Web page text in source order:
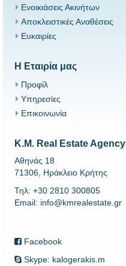
Ενοικιάσεις Ακινήτων
Αποκλειστικές Αναθέσεις
Ευκαιρίες
Η Εταιρία μας
Προφίλ
Υπηρεσίες
Επικοινωνία
K.M. Real Estate Agency
Αθηνάς 18
71306, Ηράκλειο Κρήτης
Τηλ: +30 2810 300805
Email: info@kmrealestate.gr
Facebook
Skype: kalogerakis.m